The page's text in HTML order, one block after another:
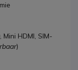
HDMI, SIM-
)